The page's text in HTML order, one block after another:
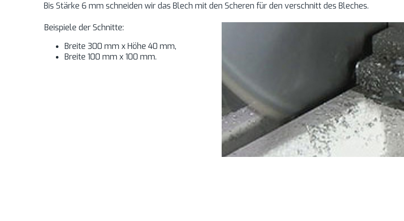
Bis Stärke 6 mm schneiden wir das Blech mit den Scheren für den verschnitt des Bleches.
Beispiele der Schnitte:
Breite 300 mm x Höhe 40 mm,
Breite 100 mm x 100 mm.